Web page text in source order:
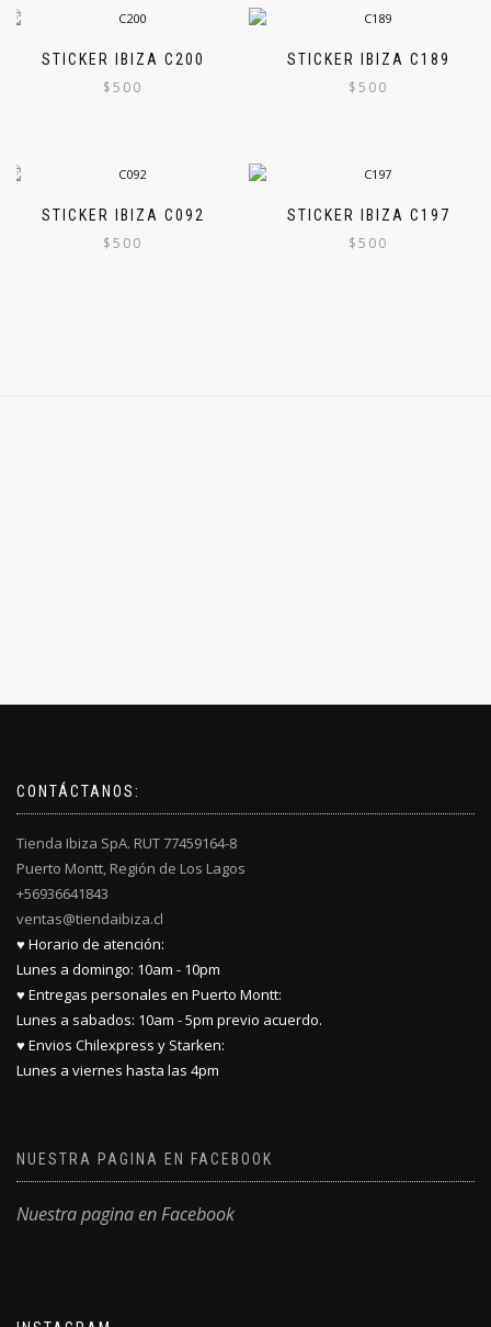
STICKER IBIZA C200
$500
STICKER IBIZA C189
$500
STICKER IBIZA C092
$500
STICKER IBIZA C197
$500
CONTÁCTANOS:
Tienda Ibiza SpA. RUT 77459164-8
Puerto Montt, Región de Los Lagos
+56936641843
ventas@tiendaibiza.cl
♥ Horario de atención:
Lunes a domingo: 10am - 10pm
♥ Entregas personales en Puerto Montt:
Lunes a sabados: 10am - 5pm previo acuerdo.
♥ Envios Chilexpress y Starken:
Lunes a viernes hasta las 4pm
NUESTRA PAGINA EN FACEBOOK
Nuestra pagina en Facebook